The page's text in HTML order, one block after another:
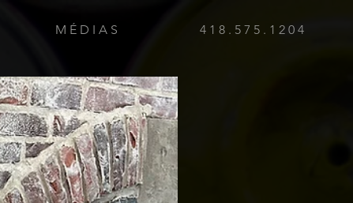
M É D I A S 4 1 8 . 5 7 5 . 1 2 0 4